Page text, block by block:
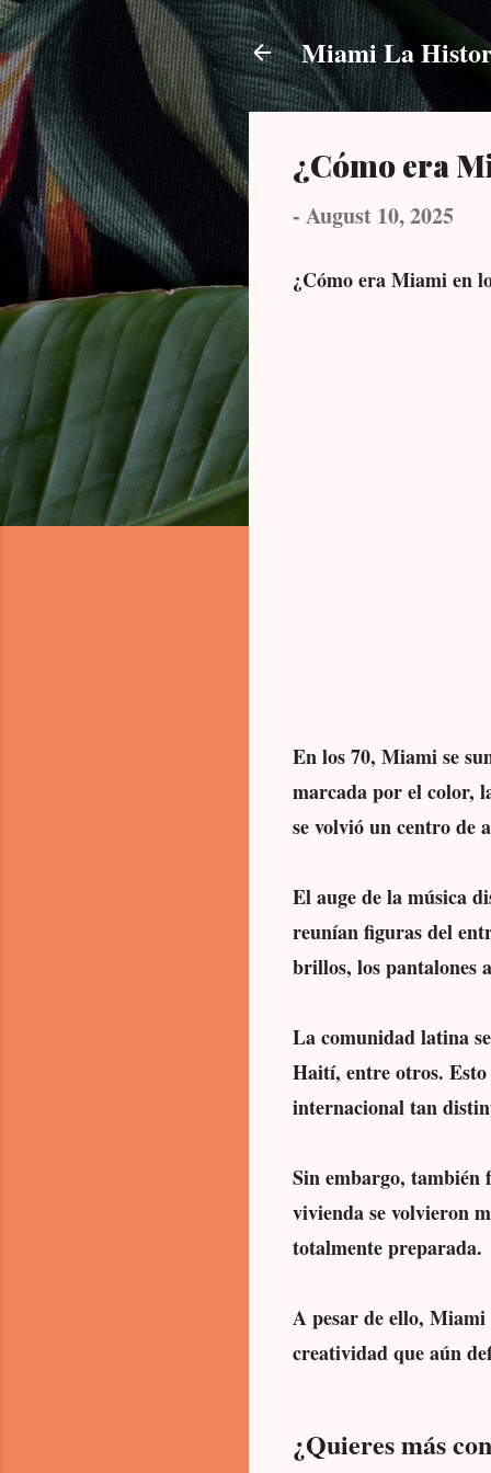
Miami La
¿Cómo era
- August 10, 2025
¿Cómo era Miami en
En los 70, Miami se
marcada por el color,
se volvió un centro de
El auge de la música
reunían figuras del
brillos, los pantalones
La comunidad latina
Haití, entre otros.
internacional tan
Sin embargo, también
vivienda se volvieron
totalmente preparada.
A pesar de ello, Miami
creatividad que aún
¿Quieres más